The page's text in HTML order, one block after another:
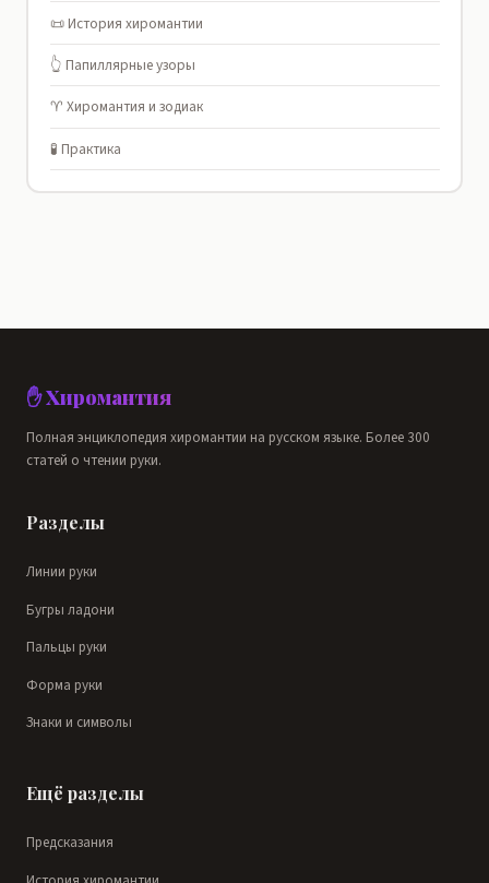
📜 История хиромантии
👆 Папиллярные узоры
♈ Хиромантия и зодиак
🧪 Практика
✋ Хиромантия
Полная энциклопедия хиромантии на русском языке. Более 300
статей о чтении руки.
Разделы
Линии руки
Бугры ладони
Пальцы руки
Форма руки
Знаки и символы
Ещё разделы
Предсказания